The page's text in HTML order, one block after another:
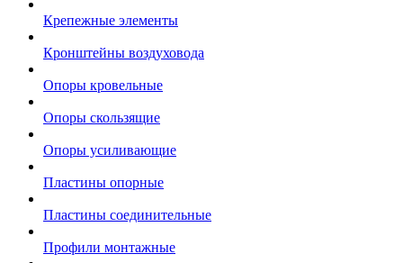
Крепежные элементы
Кронштейны воздуховода
Опоры кровельные
Опоры скользящие
Опоры усиливающие
Пластины опорные
Пластины соединительные
Профили монтажные